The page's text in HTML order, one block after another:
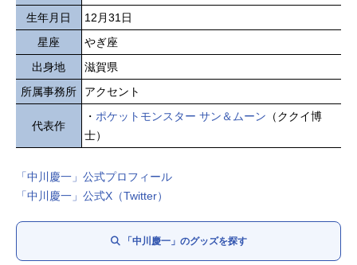
生年月日
12月31日
星座
やぎ座
出身地
滋賀県
所属事務所
アクセント
代表作
・ ポケットモンスター サン＆ムーン （ククイ博
士）
「中川慶一」公式プロフィール
「中川慶一」公式X（Twitter）
「中川慶一」のグッズを探す